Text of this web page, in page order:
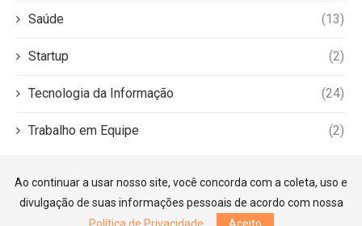
Saúde (13)
Startup (2)
Tecnologia da Informação (24)
Trabalho em Equipe (2)
Ao continuar a usar nosso site, você concorda com a coleta, uso e
divulgação de suas informações pessoais de acordo com nossa